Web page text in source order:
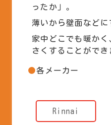
ったか」。
薄いから壁面などに
家中どこでも暖か
さくすることができ
各メーカー
Rinnai